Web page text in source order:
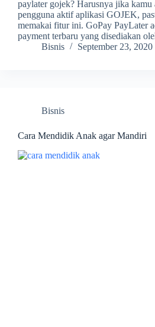
paylater gojek? Harusnya jika kamu
pengguna aktif aplikasi GOJEK,
memakai fitur ini. GoPay PayLater
payment terbaru yang disediakan
Bisnis
September 23, 2020
Bisnis
Cara Mendidik Anak agar Mandiri